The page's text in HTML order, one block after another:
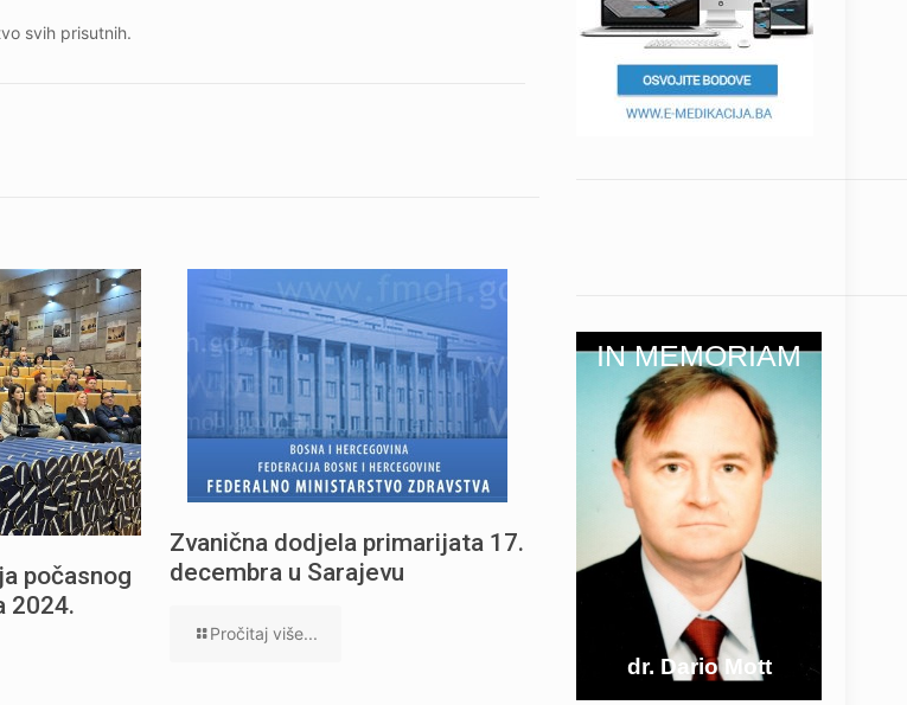
svih prisutnih.
počasnog
2024.
Zvanična dodjela primarijata 17.
decembra u Sarajevu
Pročitaj više...
dr. Dario Mott
IN MEMORIAM